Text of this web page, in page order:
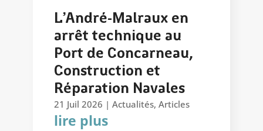
L’André-Malraux en
arrêt technique au
Port de Concarneau,
Construction et
Réparation Navales
21 Juil 2026 | Actualités, Articles
lire plus